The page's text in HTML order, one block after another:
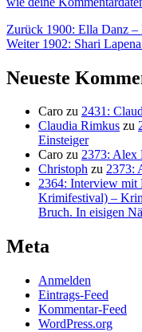
Zurück Vorheriger
Beitrag:
1900: Ella Danz –
Weiter Nächster
1902: Shari
Neueste
Caro zu 2431:
Claudia Rimkus zu
Einsteiger
Caro zu 2373: Alex
Christoph zu 2373:
2364: Interview mit
Krimifestival) –
Bruch. In eisigen
Meta
Anmelden
Eintrags-Feed
Kommentar-Feed
WordPress.org